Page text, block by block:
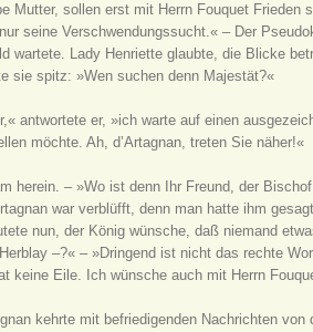
Mutter, sollen erst mit Herrn Fouquet
seine Verschwendungssucht.« – Der
wartete. Lady Henriette glaubte, die Blicke
sie spitz: »Wen suchen denn Majestät?«
antwortete er, »ich warte auf einen
möchte. Ah, d’Artagnan, treten Sie näher!«
herein. – »Wo ist denn Ihr Freund, der
war verblüfft, denn man hatte ihm
nun, der König wünsche, daß niemand
–?« – »Dringend ist nicht das rechte
keine Eile. Ich wünsche auch mit Herrn
kehrte mit befriedigenden Nachrichten